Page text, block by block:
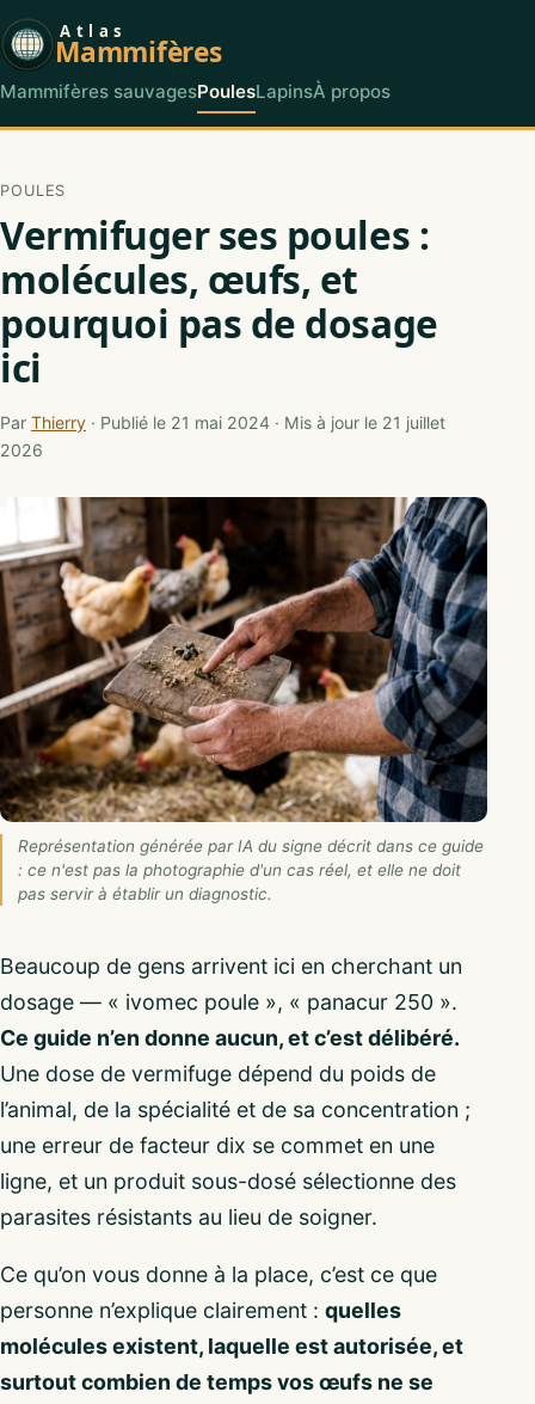
Atlas
Mammifères
Mammifères sauvagesPoulesLapinsÀ propos
POULES
Vermifuger ses poules :
molécules, œufs, et
pourquoi pas de dosage
ici
Par Thierry · Publié le 21 mai 2024 · Mis à jour le 21 juillet
2026
Représentation générée par IA du signe décrit dans ce guide
: ce n'est pas la photographie d'un cas réel, et elle ne doit
pas servir à établir un diagnostic.
Beaucoup de gens arrivent ici en cherchant un
dosage — « ivomec poule », « panacur 250 ».
Ce guide n’en donne aucun, et c’est délibéré.
Une dose de vermifuge dépend du poids de
l’animal, de la spécialité et de sa concentration ;
une erreur de facteur dix se commet en une
ligne, et un produit sous-dosé sélectionne des
parasites résistants au lieu de soigner.
Ce qu’on vous donne à la place, c’est ce que
personne n’explique clairement : quelles
molécules existent, laquelle est autorisée, et
surtout combien de temps vos œufs ne se